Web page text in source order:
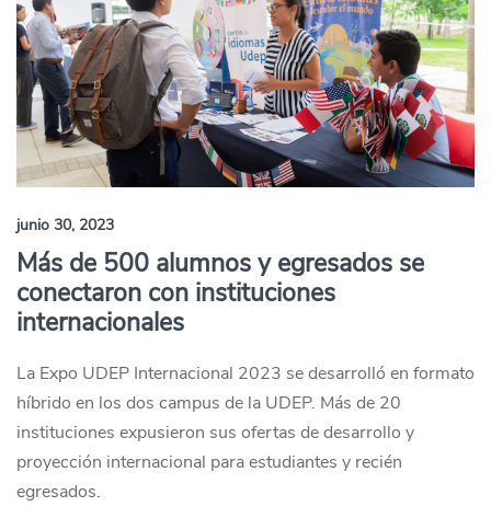
junio 30, 2023
Más de 500 alumnos y egresados se
conectaron con instituciones
internacionales
La Expo UDEP Internacional 2023 se desarrolló en formato
híbrido en los dos campus de la UDEP. Más de 20
instituciones expusieron sus ofertas de desarrollo y
proyección internacional para estudiantes y recién
egresados.